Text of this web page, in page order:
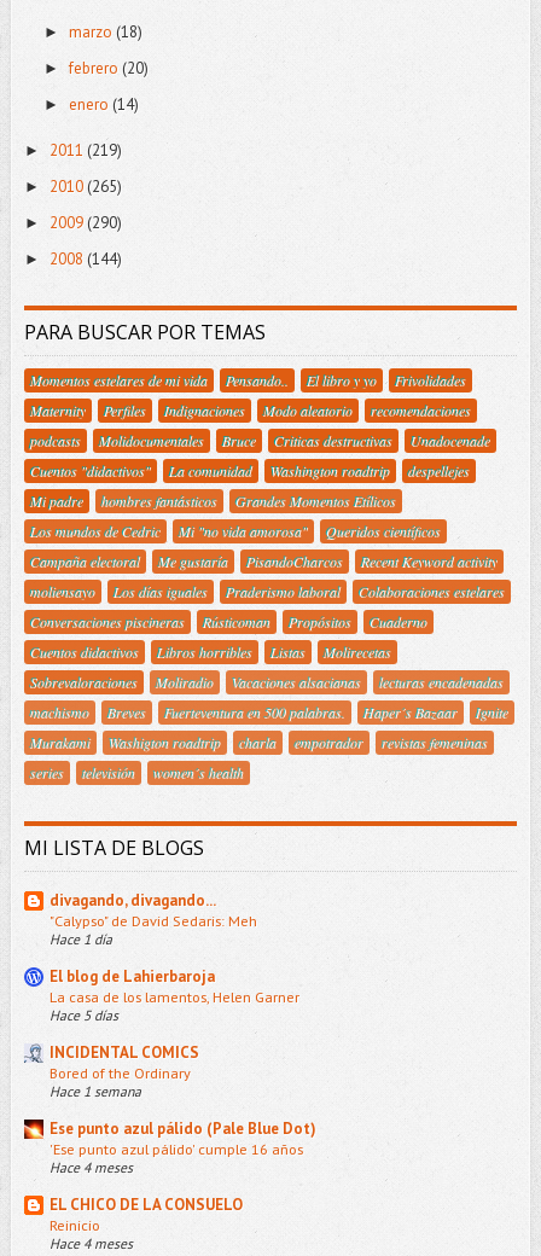
► marzo (18)
►febrero (20)
► enero (14)
► 2011 (219)
► 2010 (265)
► 2009 (290)
► 2008 (144)
PARA BUSCAR POR TEMAS
Momentos estelares de mi vida Pensando.. El libro y yo
Frivolidades
Maternity
Perfiles Indignaciones Modo aleatorio
recomendaciones
podcasts
Molidocumentales Bruce Criticas destructivas
Unadocenade
Cuentos "didactivos"
La comunidad Washington roadtrip
despellejes
Mi padre
hombres fantásticos
Grandes Momentos Etílicos
Los mundos de Cedric
Mi "no vida amorosa"
Queridos científicos
Campaña electoral
Me gustaría PisandoCharcos
Recent Keyword activity
moliensayo
Los días iguales Praderismo laboral
Colaboraciones estelares
Conversaciones piscineras
Rústicoman Propósitos
Cuaderno
Cuentos didactivos
Libros horribles Listas
Molirecetas
Sobrevaloraciones
Moliradio Vacaciones alsacianas
lecturas encadenadas
machismo
Breves Fuerteventura en 500 palabras. Haper´s Bazaar
Ignite
Murakami
Washigton roadtrip charla empotrador
revistas femeninas
series
televisión women´s health
MI LISTA DE BLOGS
divagando, divagando...
"Calypso" de David Sedaris: Meh
Hace 1 día
El blog de Lahierbaroja
La casa de los lamentos, Helen Garner
Hace 5 días
INCIDENTAL COMICS
Bored of the Ordinary
Hace 1 semana
Ese punto azul pálido (Pale Blue Dot)
'Ese punto azul pálido' cumple 16 años
Hace 4 meses
EL CHICO DE LA CONSUELO
Reinicio
Hace 4 meses